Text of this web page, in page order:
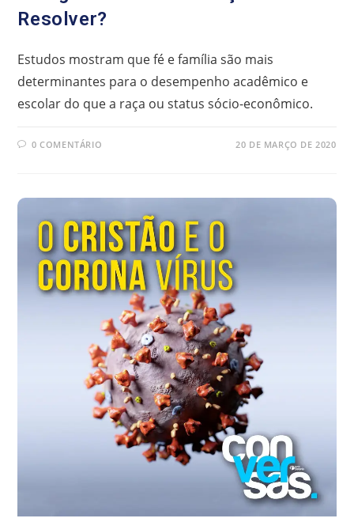
Resolver?
Estudos mostram que fé e família são mais
determinantes para o desempenho acadêmico e
escolar do que a raça ou status sócio-econômico.
0 COMENTÁRIO 20 DE MARÇO DE 2020